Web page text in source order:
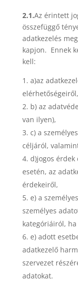
2.1.Az érintett
összefüggő
adatkezelés
kapjon. Ennek
kell:
a)az
elérhetőségeiről,
b) az
van ilyen),
c) a
céljáról,
d)jogos érdek
esetén, az
érdekeiről,
e) a
személyes
kategóriáiról,
e) adott
adatkezelő
szervezet
adatokat.